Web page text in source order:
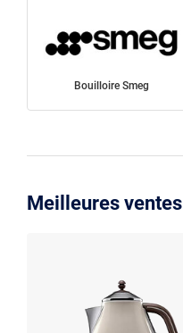
Bouilloire Smeg
Meilleures ventes